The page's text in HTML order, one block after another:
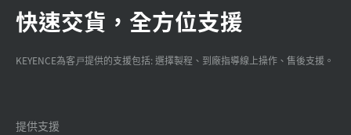
快速交貨，全方位支援
KEYENCE為客戸提供的支援包括: 選擇製程、到廠指導線上操作、售後支援。
提供支援